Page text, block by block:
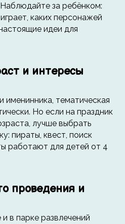
за ребёнком:
каких персонажей
идеи для
и интересы
именинника, тематическая
Но если на праздник
лучше выбрать
пираты, квест, поиск
работают для детей от 4
проведения и
в парке развлечений